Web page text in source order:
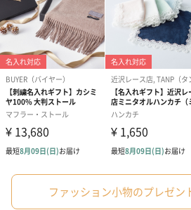
生花のブーケを同梱します。
※9-15時にご注文いただく場合、最短
も1日遅くなります。
シーズンブーケ（ひま
わり）（1,880円）
ブーケ（ホワ
ーン）（
ファッション小物のプレゼン